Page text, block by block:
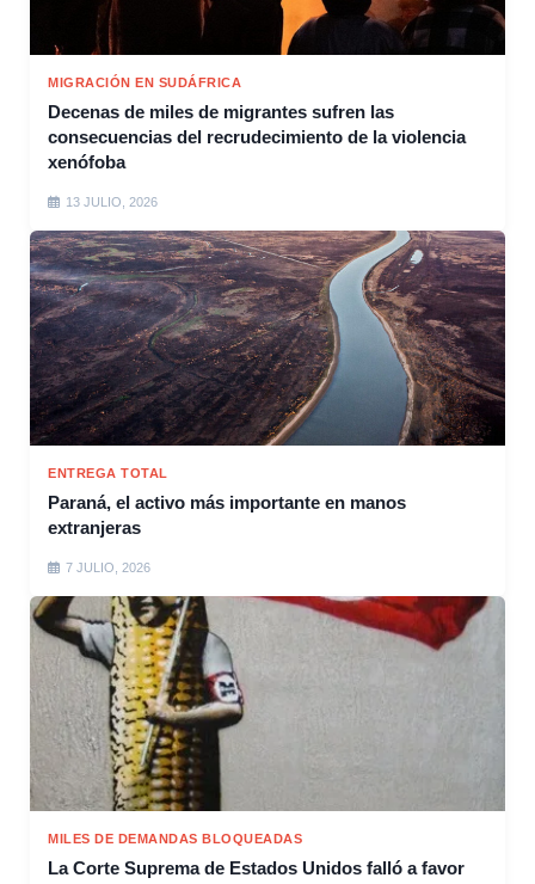
MIGRACIÓN EN SUDÁFRICA
Decenas de miles de migrantes sufren las
consecuencias del recrudecimiento de la violencia
xenófoba
13 JULIO, 2026
ENTREGA TOTAL
Paraná, el activo más importante en manos
extranjeras
7 JULIO, 2026
MILES DE DEMANDAS BLOQUEADAS
La Corte Suprema de Estados Unidos falló a favor